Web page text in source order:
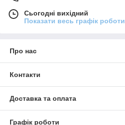
Сьогодні вихідний
Показати весь графік роботи
Про нас
Контакти
Доставка та оплата
Графік роботи